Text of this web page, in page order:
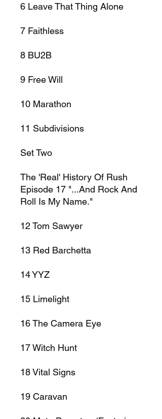
6 Leave That Thing Alone
7 Faithless
8 BU2B
9 Free Will
10 Marathon
11 Subdivisions
Set Two
The 'Real' History Of Rush
Episode 17 "...And Rock And
Roll Is My Name."
12 Tom Sawyer
13 Red Barchetta
14YYZ
15 Limelight
16The Camera Eye
17Witch Hunt
18Vital Signs
19 Caravan